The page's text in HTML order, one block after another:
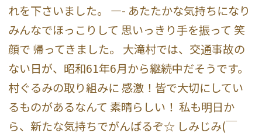
れを下さいました。 —- あたたかな気持ちになり
みんなでほっこりして 思いっきり手を振って 笑
顔で 帰ってきました。 大滝村では、交通事故の
ない日が、昭和61年6月から継続中だそうです。
村ぐるみの取り組みに 感激！皆で大切にしてい
るものがあるなんて 素晴らしい！ 私も明日か
ら、新たな気持ちでがんばるぞ☆ しみじみ(￣